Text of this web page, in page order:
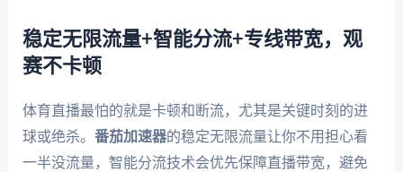
稳定无限流量+智能分流+专线带宽，观
赛不卡顿
体育直播最怕的就是卡顿和断流，尤其是关键时刻的进
球或绝杀。 番茄加速器的稳定无限流量让你不用担心看
一半没流量，智能分流技术会优先保障直播带宽，避免